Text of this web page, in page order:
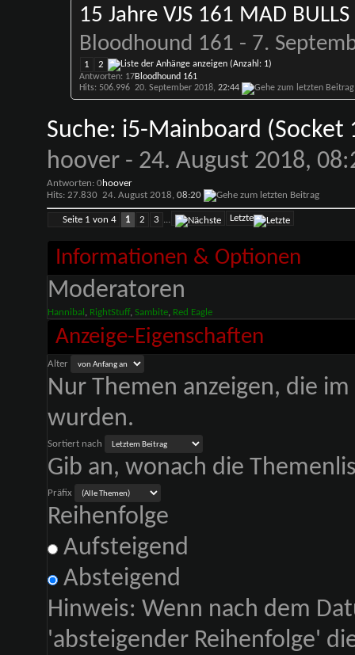
15 Jahre VJS 161 MAD BULLS
Bloodhound 161 - 7.
1 2
Antworten: 17
Hits: 506.996
Bloodhound 161
20. September 2018, 22:44
Suche: i5-Mainboard (Socket
hoover- 24. August 2018,
Antworten: 0
Hits: 27.830
hoover
24. August 2018, 08:20
Seite 1 von 4 1 2 3 ... Letzte
Informationen & Optionen
Moderatoren
Hannibal , RightStuff, Sambite, Red Eagle
Anzeige-Eigenschaften
Alter
Nur Themen anzeigen, die
wurden.
Sortiert nach
Gib an, wonach die
Präfix
Reihenfolge
Aufsteigend
Absteigend
Hinweis: Wenn nach dem
'absteigender Reihenfolge'